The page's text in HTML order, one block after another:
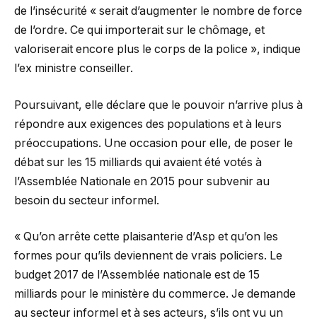
de l’insécurité « serait d’augmenter le nombre de force
de l’ordre. Ce qui importerait sur le chômage, et
valoriserait encore plus le corps de la police », indique
l’ex ministre conseiller.
Poursuivant, elle déclare que le pouvoir n’arrive plus à
répondre aux exigences des populations et à leurs
préoccupations. Une occasion pour elle, de poser le
débat sur les 15 milliards qui avaient été votés à
l’Assemblée Nationale en 2015 pour subvenir au
besoin du secteur informel.
« Qu’on arrête cette plaisanterie d’Asp et qu’on les
formes pour qu’ils deviennent de vrais policiers. Le
budget 2017 de l’Assemblée nationale est de 15
milliards pour le ministère du commerce. Je demande
au secteur informel et à ses acteurs, s’ils ont vu un